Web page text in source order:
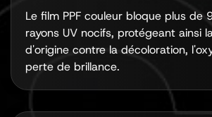
Le film PPF couleur bloque plus de
rayons UV nocifs, protégeant ainsi
d'origine contre la décoloration,
perte de brillance.